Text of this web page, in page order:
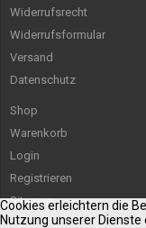
Widerrufsrecht
Widerrufsformular
Versand
Datenschutz
Shop
Warenkorb
Login
Registrieren
Sitemap
Cookies erleichtern die
Nutzung unserer